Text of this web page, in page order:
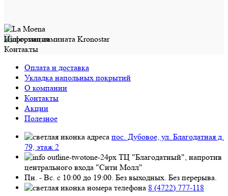
Информация
Контакты
Оплата и доставка
Укладка напольных покрытий
О компании
Контакты
Акции
Полезное
пос. Дубовое, ул. Благодатная д.
79, этаж 2
ТЦ "Благодатный", напротив
центрального входа "Сити Молл"
Пн. - Вс. с 10:00 до 19:00. Без выходных. Без перерыва.
8 (4722) 777-118